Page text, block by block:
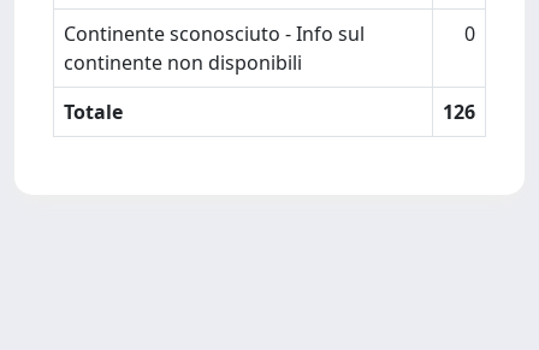
Continente sconosciuto - Info sul
continente non disponibili
0
Totale 126